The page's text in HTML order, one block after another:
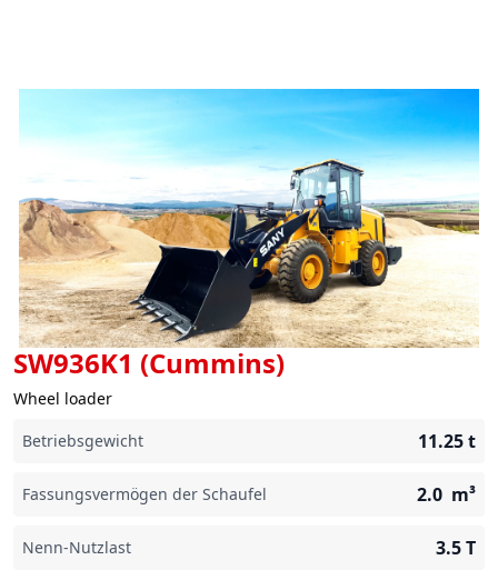
SW936K1 (Cummins)
Wheel loader
Betriebsgewicht
11.25t
Fassungsvermögen der Schaufel 2.0 m³
Nenn-Nutzlast 3.5T